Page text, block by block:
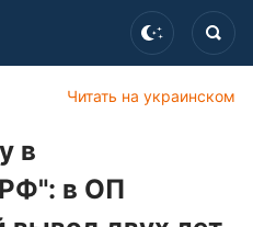
Читать на украинском
в
в ОП